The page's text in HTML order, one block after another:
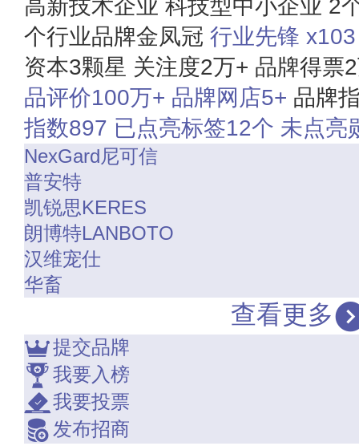
高新技术企业 科技型中小企业 2
个行业品牌金凤冠 行业先锋 x103
资本3颗星 关注度2万+ 品牌得票
品评价100万+ 品牌网店5+ 品牌
指数897 已点亮标签12个 未点亮
NexGard尼可信
普安特
凯锐思KERES
朗博特LANBOTO
汉维宠仕
华畜
查看更多
提交品牌
我要入榜
我要投票
发布招商